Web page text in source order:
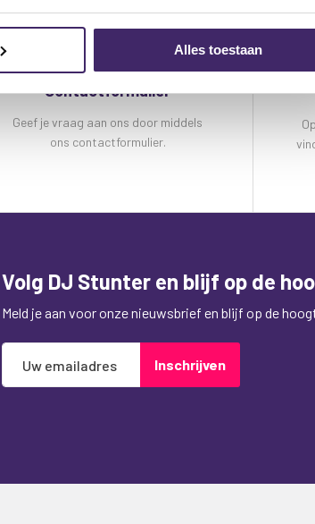
Alles toestaan
Contactformulier
Geef je vraag aan ons door middels
ons contactformulier.
Volg DJ Stunter en blijf op de
Meld je aan voor onze nieuwsbrief en blijf op de
Abonneer
op
Inschrijven